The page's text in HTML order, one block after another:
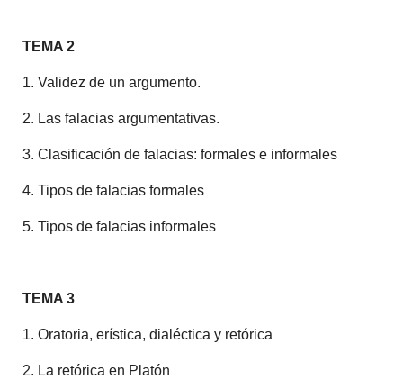
TEMA 2
1. Validez de un argumento.
2. Las falacias argumentativas.
3. Clasificación de falacias: formales e informales
4. Tipos de falacias formales
5. Tipos de falacias informales
TEMA 3
1. Oratoria, erística, dialéctica y retórica
2. La retórica en Platón